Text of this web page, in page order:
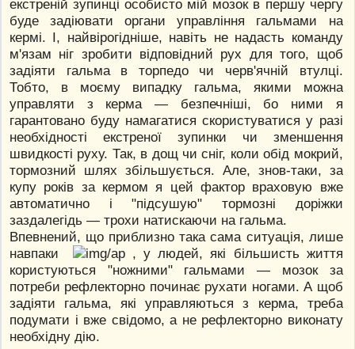
екстреній зупинці особисто мій мозок в першу чергу
буде задіювати органи управління гальмами на
кермі. І, найвірогідніше, навіть не надасть команду
м'язам ніг зробити відповідний рух для того, щоб
задіяти гальма в торпедо чи черв'ячній втулці.
Тобто, в моєму випадку гальма, якими можна
управляти з керма — безпечніші, бо ними я
гарантовано буду намагатися скористуватися у разі
необхідності екстреної зупинки чи зменшення
швидкості руху. Так, в дощ чи сніг, коли обід мокрий,
тормозний шлях збільшується. Але, знов-таки, за
купу років за кермом я цей фактор враховую вже
автоматично і "підсушую" тормозні доріжки
заздалегідь — трохи натискаючи на гальма.
Впевнений, що приблизно така сама ситуація, лише
навпаки
, у людей, які більшисть життя
користуються "ножними" гальмами — мозок за
потреби рефлекторно починає рухати ногами. А щоб
задіяти гальма, які управляються з керма, треба
подумати і вже свідомо, а не рефлекторно виконату
необхідну дію.